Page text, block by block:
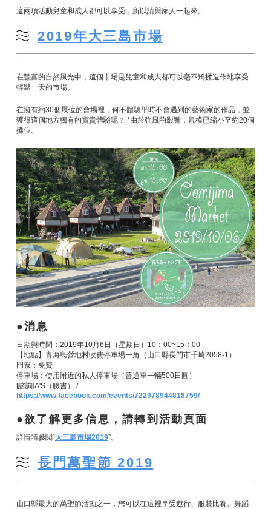
這兩項活動兒童和成人都可以享受，所以請與家人一起來。
2019年大三島市場
在豐富的自然風光中，這個市場是兒童和成人都可以毫不矯揉造作地享受
輕鬆一天的市場。
在擁有約30個展位的會場裡，何不體驗平時不會遇到的藝術家的作品，並
獲得這個地方獨有的寶貴體驗呢？ *由於強風的影響，規模已縮小至約20個
攤位。
消息
日期與時間：2019年10月6日（星期日）10：00~15：00
【地點】青海島營地村收費停車場一角（山口縣長門市千崎2058-1）
門票：免費
停車場：使用附近的私人停車場（普通車一輛500日圓）
[諮詢]A'S（臉書） /
https://www.facebook.com/events/722978944818759/
欲了解更多信息，請轉到活動頁面
詳情請參閱“大三島市場2019”。
長門萬聖節 2019
山口縣最大的萬聖節活動之一，您可以在這裡享受遊行、服裝比賽、舞蹈